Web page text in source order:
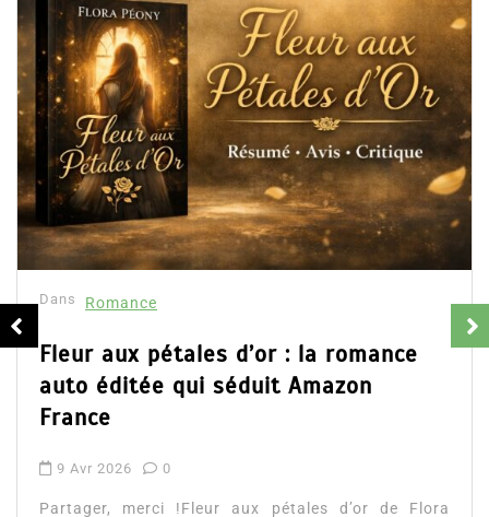
d’or : la romance
séduit Amazon
aux pétales d’or de Flora
Dans Romance
Collector
résumé et
Partager,
ainsi que l’accès